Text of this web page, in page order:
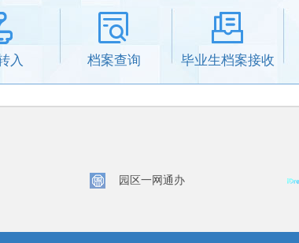
入 档案查询 毕业生档案接收
园区一网通办